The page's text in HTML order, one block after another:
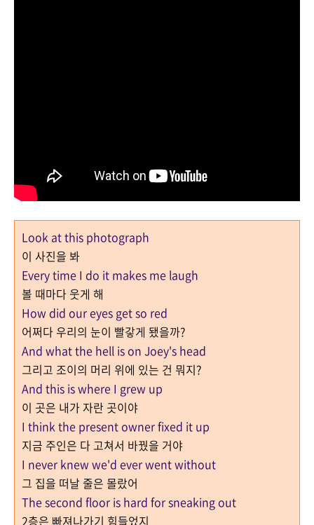
Look at this photograph
이 사진을 봐
Every time I do it makes me laugh
볼 때마다 웃게 해
How did our eyes get so red
어쩌다 우리의 눈이 빨갛게 됐을까?
And what the hell is on Joey's head
그리고 조이의 머리 위에 있는 건 뭐지?
And this is where I grew up
이 곳은 내가 자란 곳이야
I think the present owner fixed it up
지금 주인은 다 고쳐서 바꿨을 거야
I never knew we'd ever went without
그 집을 떠날 줄은 몰랐어
The second floor is hard for sneaking out
2층은 빠져나가기 힘들었지